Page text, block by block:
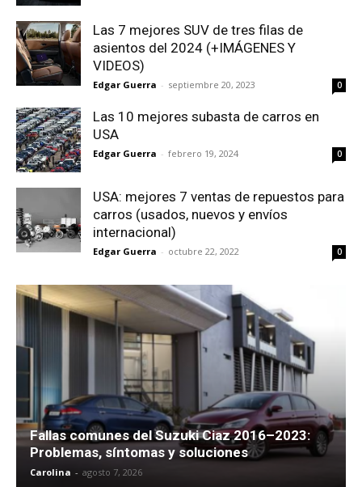
Las 7 mejores SUV de tres filas de
asientos del 2024 (+IMÁGENES Y
VIDEOS)
Edgar Guerra - septiembre 20, 2023 0
Las 10 mejores subasta de carros en
USA
Edgar Guerra - febrero 19, 2024 0
USA: mejores 7 ventas de repuestos para
carros (usados, nuevos y envíos
internacional)
Edgar Guerra - octubre 22, 2022 0
Fallas comunes del Suzuki Ciaz 2016–2023:
Problemas, síntomas y soluciones
Carolina - agosto 7, 2026